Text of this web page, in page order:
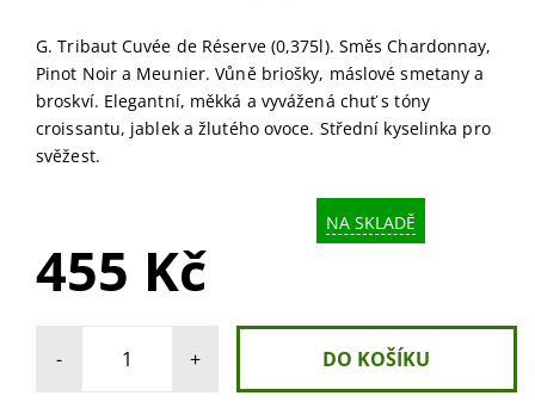
G. Tribaut Cuvée de Réserve (0,375l). Směs Chardonnay,
Pinot Noir a Meunier. Vůně briošky, máslové smetany a
broskví. Elegantní, měkká a vyvážená chuť s tóny
croissantu, jablek a žlutého ovoce. Střední kyselinka pro
svěžest.
NA SKLADĚ
455 Kč
- +